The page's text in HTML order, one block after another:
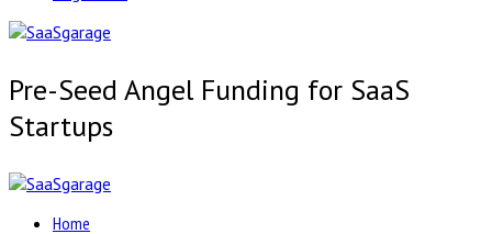
Pre-Seed Angel Funding for SaaS
Startups
Home